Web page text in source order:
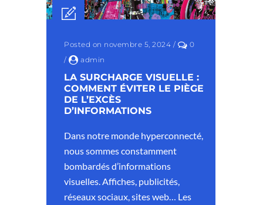
Posted on novembre 5, 2024 /
0
/
admin
LA SURCHARGE VISUELLE :
COMMENT ÉVITER LE PIÈGE
DE L’EXCÈS
D’INFORMATIONS
Dans notre monde hyperconnecté,
nous sommes constamment
bombardés d’informations
visuelles. Affiches, publicités,
réseaux sociaux, sites web… Les